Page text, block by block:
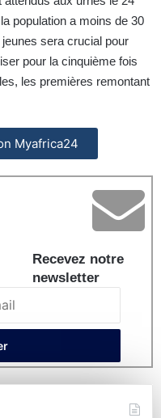
population a moins de 30
sera crucial pour
pour la cinquième fois
les premières remontant
Myafrica24
Recevez notre
newsletter